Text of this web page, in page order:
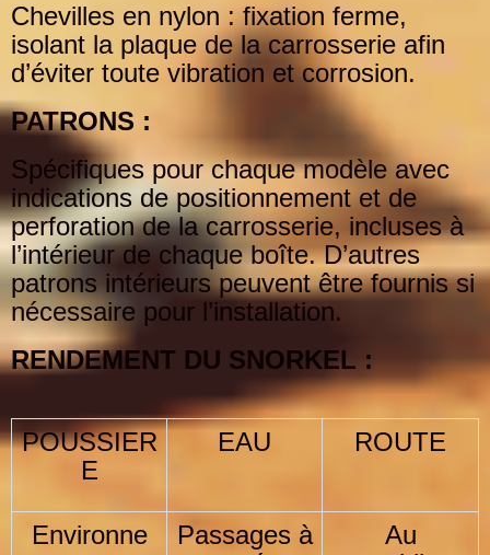
Chevilles en nylon : fixation ferme,
isolant la plaque de la carrosserie afin
d’éviter toute vibration etcorrosion.
PATRONS :
Spécifiques pour chaque modèle avec
indications de positionnement et de
perforation de la carrosserie, incluses à
l’intérieur de chaque boîte. D’autres
patrons intérieurs peuvent être fournis si
nécessaire pour l’installation.
RENDEMENT DU SNORKEL :
POUSSIER
E
EAU ROUTE
Environne
Passages à
Au